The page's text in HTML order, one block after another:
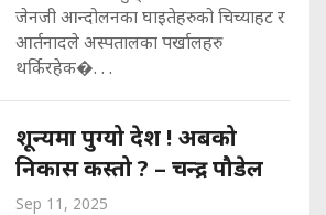
जेनजी आन्दोलनका घाइतेहरुको चिच्याहट र
आर्तनादले अस्पतालका पर्खालहरु
थर्किरहेक�. . .
शून्यमा पुग्यो देश ! अबको
निकास कस्तो ? – चन्द्र पौडेल
Sep 11, 2025